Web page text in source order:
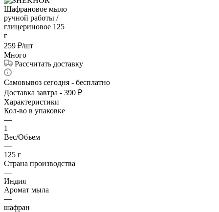
259 ₽/шт
Много
Рассчитать доставку
Самовывоз сегодня - бесплатно
Доставка завтра - 390 ₽
Характеристики
Кол-во в упаковке
—
1
Вес/Объем
—
125 г
Страна производства
—
Индия
Аромат мыла
—
шафран